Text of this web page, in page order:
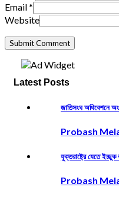
Email*
Website
Latest Posts
জাতিসংঘ অধিবেশনে
Probash
যুক্তরাষ্ট্রে যেতে ইচ্ছুক
Probash